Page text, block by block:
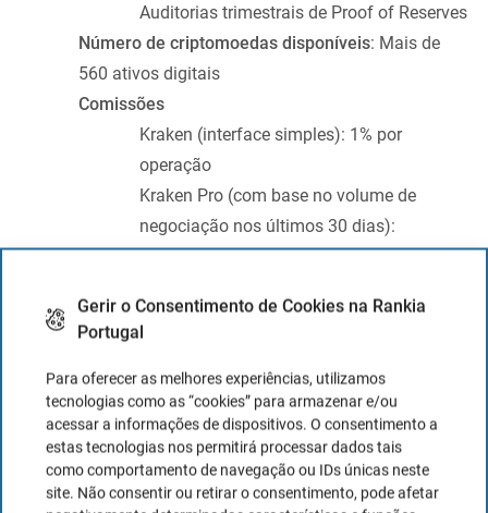
Gerir o Consentimento de Cookies na Rankia
Portugal
Para oferecer as melhores experiências, utilizamos
tecnologias como as “cookies” para armazenar e/ou
acessar a informações de dispositivos. O consentimento a
estas tecnologias nos permitirá processar dados tais
como comportamento de navegação ou IDs únicas neste
site. Não consentir ou retirar o consentimento, pode afetar
Auditorias trimestrais de Proof of Reserves
Número de criptomoedas disponíveis: Mais de
560 ativos digitais
Comissões
Kraken (interface simples): 1% por
operação
Kraken Pro (com base no volume de
negociação nos últimos 30 dias):
Até 10.000 USD: 0,25% (maker) /
10.001 a 50.000 USD: 0,20% /
50.001 a 100.000 USD: 0,14% /
0,24%
100.001 a 250.000 USD: 0,12% /
0,22%
250.001 a 500.000 USD: 0,10% /